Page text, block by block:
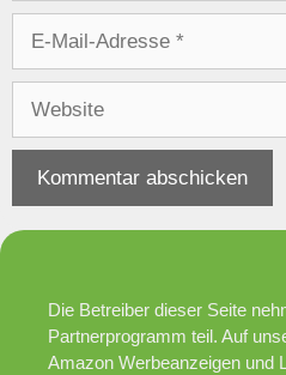
Adresse
Die Betreiber dieser Seite
Partnerprogramm teil. Auf
Amazon Werbeanzeigen und